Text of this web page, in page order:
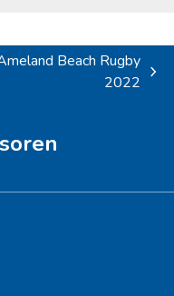
Beach Rugby
2022